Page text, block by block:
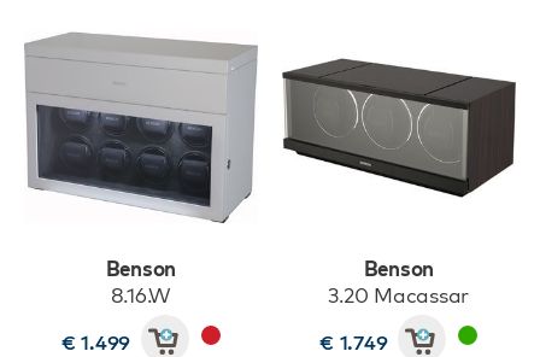
Benson
8.16.W
€ 1.499
Benson
3.20 Macassar
€ 1.749